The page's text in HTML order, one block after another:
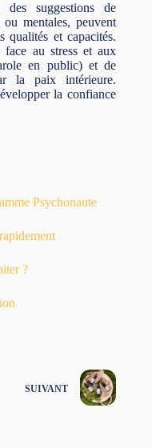
suggestions de
ou mentales, peuvent
qualités et capacités.
au stress et aux
en public) et de
la paix intérieure.
la confiance
Psychonaute
?
SUIVANT